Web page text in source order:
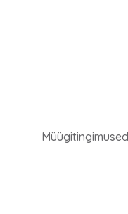
Müügitingimused